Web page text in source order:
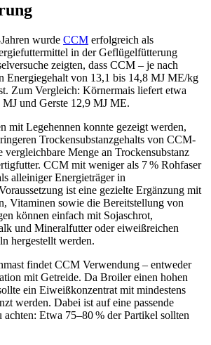
wurde CCM erfolgreich als
in der Geflügelfütterung
zeigten, dass CCM – je nach
Energiegehalt von 13,1 bis 14,8 MJ ME/kg
Zum Vergleich: Körnermais liefert etwa
und Gerste 12,9 MJ ME.
mit Legehennen konnte gezeigt werden,
Trockensubstanzgehalts von CCM-
vergleichbare Menge an Trockensubstanz
CCM mit weniger als 7 % Rohfaser
alleiniger Energieträger in
ist eine gezielte Ergänzung mit
Vitaminen sowie die Bereitstellung von
können einfach mit Sojaschrot,
und Mineralfutter oder eiweißreichen
hergestellt werden.
findet CCM Verwendung – entweder
mit Getreide. Da Broiler einen hohen
ein Eiweißkonzentrat mit mindestens
werden. Dabei ist auf eine passende
achten: Etwa 75–80 % der Partikel sollten